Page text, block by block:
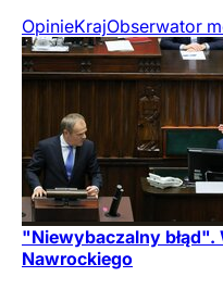
OpinieKrajObserwator
"Niewybaczalny
Nawrockiego